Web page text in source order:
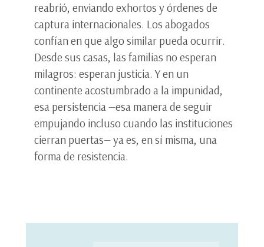
reabrió, enviando exhortos y órdenes de
captura internacionales. Los abogados
confían en que algo similar pueda ocurrir.
Desde sus casas, las familias no esperan
milagros: esperan justicia. Y en un
continente acostumbrado a la impunidad,
esa persistencia —esa manera de seguir
empujando incluso cuando las instituciones
cierran puertas— ya es, en sí misma, una
forma de resistencia.